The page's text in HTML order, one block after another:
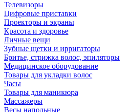
Телевизоры
Цифровые приставки
Проекторы и экраны
Красота и здоровье
Личные вещи
Зубные щетки и ирригаторы
Бритье, стрижка волос, эпиляторы
Медицинское оборудование
Товары для укладки волос
Часы
Товары для маникюра
Массажеры
Весы напольные